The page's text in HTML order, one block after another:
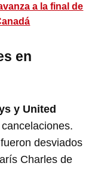
a la final de
en
y United
desviados
Charles de